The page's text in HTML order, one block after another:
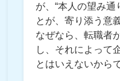
が、“本人の望み通
とが、寄り添う意
なぜなら、転職者
し、それによって
とはいえないから